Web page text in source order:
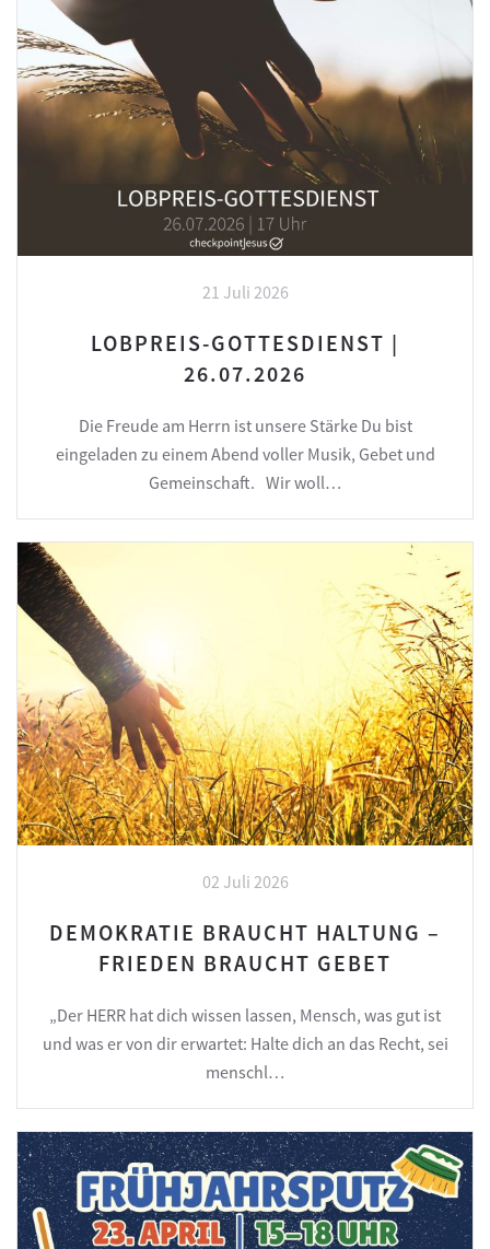
21 Juli 2026
LOBPREIS-GOTTESDIENST |
26.07.2026
Die Freude am Herrn ist unsere Stärke Du bist
eingeladen zu einem Abend voller Musik, Gebet und
Gemeinschaft. Wir woll…
02 Juli 2026
DEMOKRATIE BRAUCHT HALTUNG –
FRIEDEN BRAUCHT GEBET
„Der HERR hat dich wissen lassen, Mensch, was gut ist
und was er von dir erwartet: Halte dich an das Recht, sei
menschl…